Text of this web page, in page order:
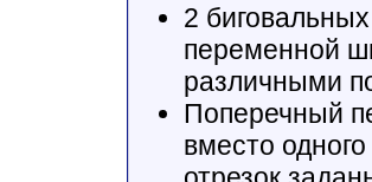
2
переменной
различными
Поперечный
вместо